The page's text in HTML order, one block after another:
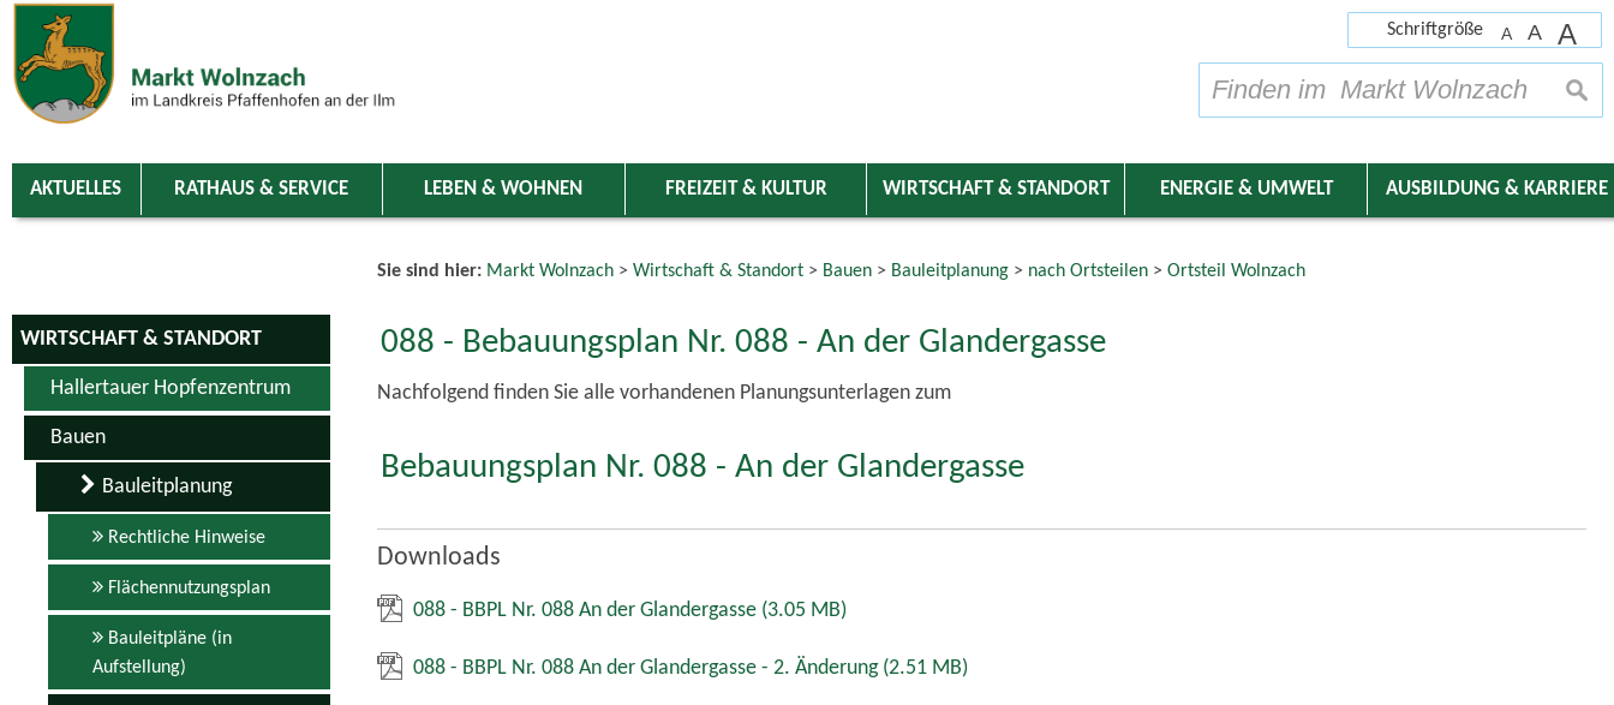
Zum Inhalt zur Navigation
Schriftgröße A A A
AKTUELLES RATHAUS & SERVICE LEBEN & WOHNEN FREIZEIT & KULTUR WIRTSCHAFT & STANDORT ENERGIE & UMWELT AUSBILDUNG & KARRIERE
WIRTSCHAFT & STANDORT
Hallertauer Hopfenzentrum
Bauen
Bauleitplanung
Rechtliche Hinweise
Flächennutzungsplan
Bauleitpläne (in
Aufstellung)
Sie sind hier: Markt Wolnzach> Wirtschaft & Standort> Bauen> Bauleitplanung> nach Ortsteilen> Ortsteil Wolnzach
088 - Bebauungsplan Nr. 088 - An der Glandergasse
Nachfolgend finden Sie alle vorhandenen Planungsunterlagen zum
Bebauungsplan Nr. 088 - An der Glandergasse
Downloads
088 - BBPL Nr. 088 An der Glandergasse (3.05 MB)
088 - BBPL Nr. 088 An der Glandergasse - 2. Änderung (2.51 MB)